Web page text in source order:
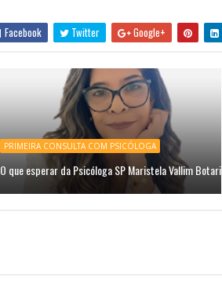
Facebook Twitter Google+
PRIMEIRA CONSULTA COM PSICÓLOGA
O que esperar da Psicóloga SP Maristela Vallim Botari